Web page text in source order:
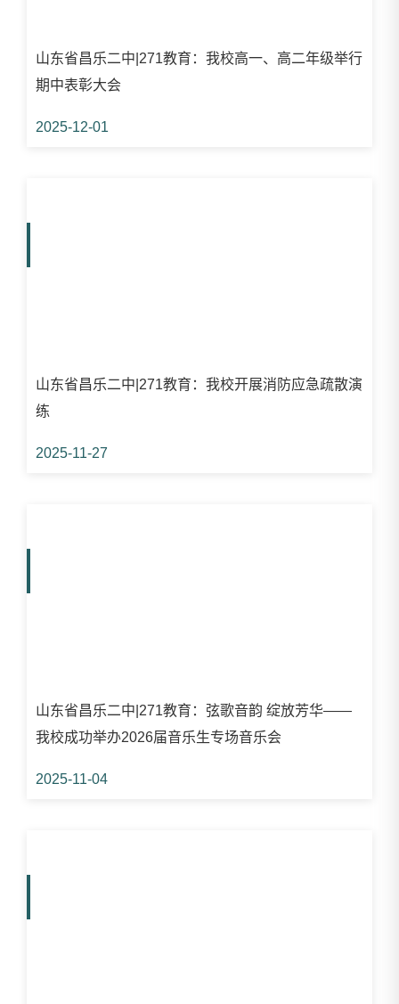
山东省昌乐二中|271教育：我校高一、高二年级举行
期中表彰大会
2025-12-01
山东省昌乐二中|271教育：我校开展消防应急疏散演
练
2025-11-27
山东省昌乐二中|271教育：弦歌音韵 绽放芳华——
我校成功举办2026届音乐生专场音乐会
2025-11-04